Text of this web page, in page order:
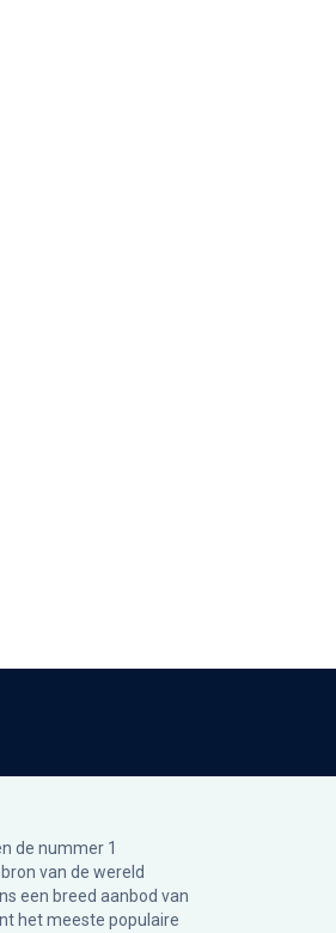
de nummer 1
van de wereld
een breed aanbod van
het meeste populaire